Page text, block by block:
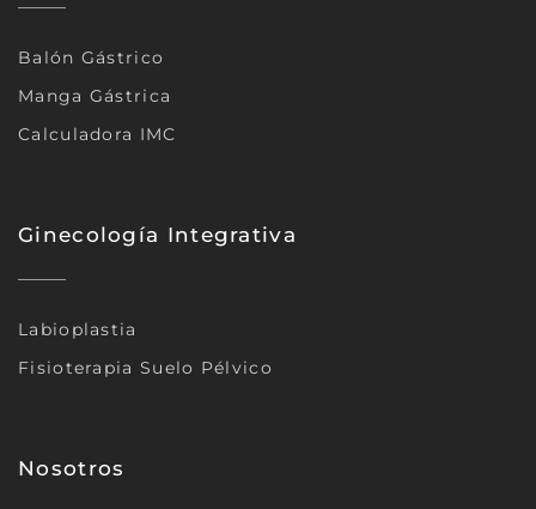
Balón Gástrico
Manga Gástrica
Calculadora IMC
Ginecología Integrativa
Labioplastia
Fisioterapia Suelo Pélvico
Nosotros